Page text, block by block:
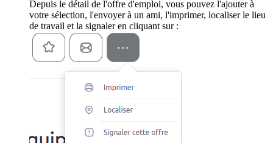
Depuis le détail de l'offre d'emploi, vous pouvez l'ajouter à
votre sélection, l'envoyer à un ami, l'imprimer, localiser le lieu
de travail et la signaler en cliquant sur :